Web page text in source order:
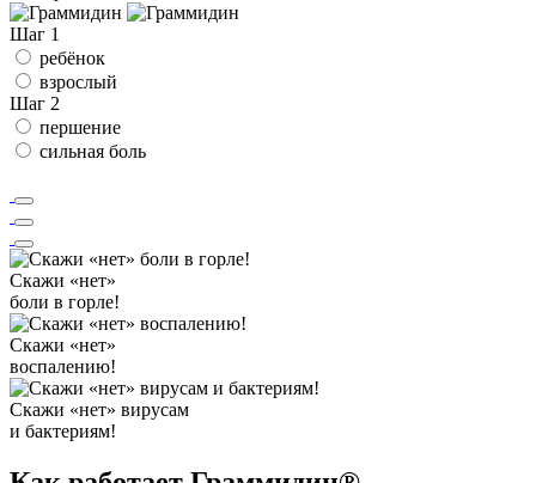
Шаг 1
ребёнок
взрослый
Шаг 2
першение
сильная боль
Скажи «нет»
боли в горле!
Скажи «нет»
воспалению!
Скажи «нет» вирусам
и бактериям!